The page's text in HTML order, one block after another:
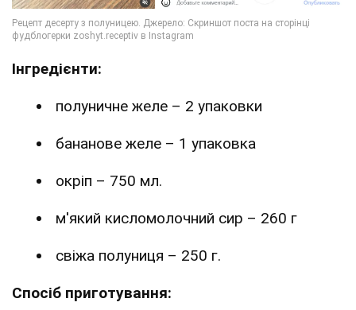
Інгредієнти:
полуничне желе – 2 упаковки
бананове желе – 1 упаковка
окріп – 750 мл.
м'який кисломолочний сир – 260 г
свіжа полуниця – 250 г.
Спосіб приготування: